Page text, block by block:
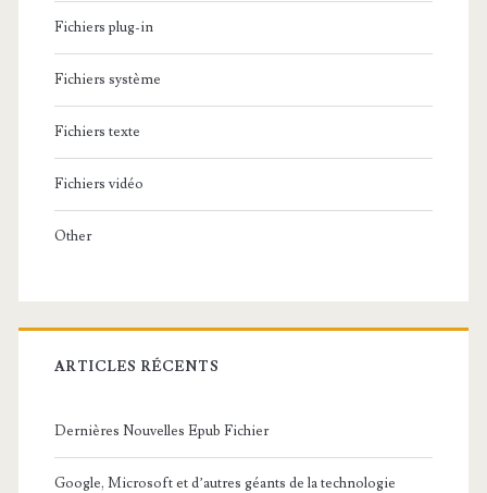
Fichiers plug-in
Fichiers système
Fichiers texte
Fichiers vidéo
Other
ARTICLES RÉCENTS
Dernières Nouvelles Epub Fichier
Google, Microsoft et d’autres géants de la technologie